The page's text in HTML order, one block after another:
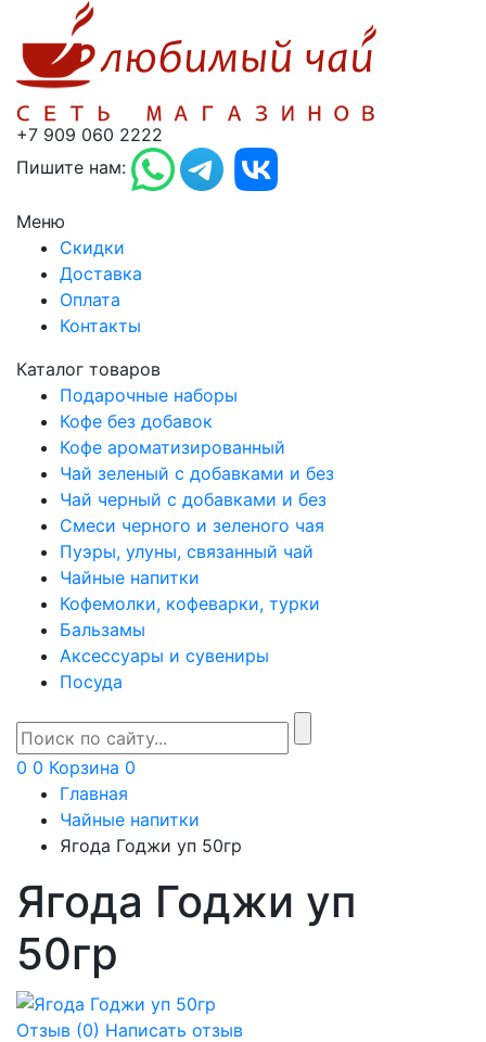
+7 909 060 2222
Пишите нам:
Меню
Скидки
Доставка
Оплата
Контакты
Каталог товаров
Подарочные наборы
Кофе без добавок
Кофе ароматизированный
Чай зеленый с добавками и без
Чай черный с добавками и без
Смеси черного и зеленого чая
Пуэры, улуны, связанный чай
Чайные напитки
Кофемолки, кофеварки, турки
Бальзамы
Аксессуары и сувениры
Посуда
0 0 Корзина 0
Главная
Чайные напитки
Ягода Годжи уп 50гр
Ягода Годжи уп
50гр
Отзыв (0) Написать отзыв